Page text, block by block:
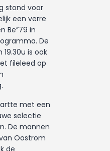
stond voor
een verre
Be”79 in
De
is ook
fileleed op
met een
selectie
De mannen
Oostrom
de